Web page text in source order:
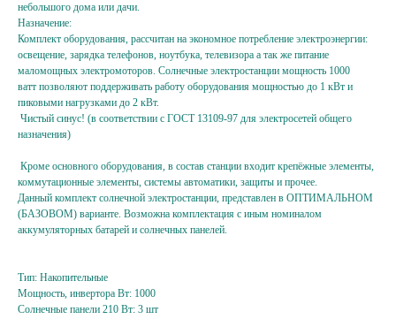
небольшого дома или дачи.
Назначение:
Комплект оборудования, рассчитан на экономное потребление электроэнергии:
освещение, зарядка телефонов, ноутбука, телевизора а так же питание
маломощных электромоторов. Солнечные электростанции мощность 1000
ватт позволяют поддерживать работу оборудования мощностью до 1 кВт и
пиковыми нагрузками до 2 кВт.
Чистый синус! (в соответствии с ГОСТ 13109-97 для электросетей общего
назначения)
Кроме основного оборудования, в состав станции входит крепёжные элементы,
коммутационные элементы, системы автоматики, защиты и прочее.
Данный комплект солнечной электростанции, представлен в ОПТИМАЛЬНОМ
(БАЗОВОМ) варианте. Возможна комплектация с иным номиналом
аккумуляторных батарей и солнечных панелей.
Тип: Накопительные
Мощность, инвертора Вт: 1000
Солнечные панели 210 Вт: 3 шт